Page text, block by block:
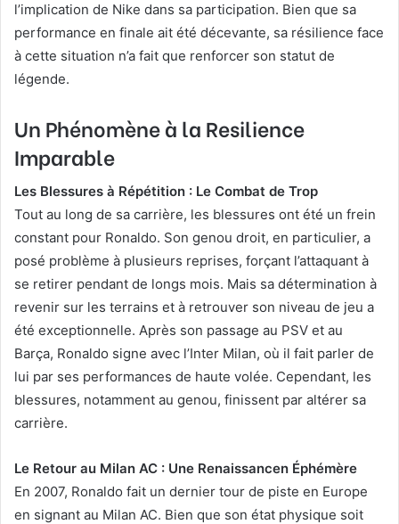
l’implication de Nike dans sa participation. Bien que sa
performance en finale ait été décevante, sa résilience face
à cette situation n’a fait que renforcer son statut de
légende.
Un Phénomène à la Resilience
Imparable
Les Blessures à Répétition : Le Combat de Trop
Tout au long de sa carrière, les blessures ont été un frein
constant pour Ronaldo. Son genou droit, en particulier, a
posé problème à plusieurs reprises, forçant l’attaquant à
se retirer pendant de longs mois. Mais sa détermination à
revenir sur les terrains et à retrouver son niveau de jeu a
été exceptionnelle. Après son passage au PSV et au
Barça, Ronaldo signe avec l’Inter Milan, où il fait parler de
lui par ses performances de haute volée. Cependant, les
blessures, notamment au genou, finissent par altérer sa
carrière.
Le Retour au Milan AC : Une Renaissancen Éphémère
En 2007, Ronaldo fait un dernier tour de piste en Europe
en signant au Milan AC. Bien que son état physique soit